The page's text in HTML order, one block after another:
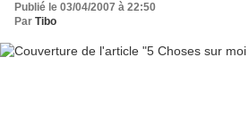
Publié le 03/04/2007 à 22:50
Par Tibo